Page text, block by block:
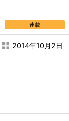
連載
2014年10月2日